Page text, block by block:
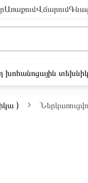
ԱռաքումՎճարում
խոհանոցային
)